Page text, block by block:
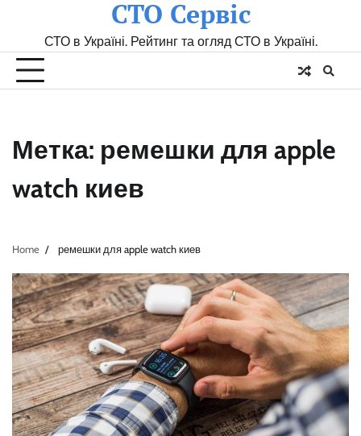
СТО Сервіс
СТО в Україні. Рейтинг та огляд СТО в Україні.
Метка: ремешки для apple
watch киев
Home ремешки для apple watch киев